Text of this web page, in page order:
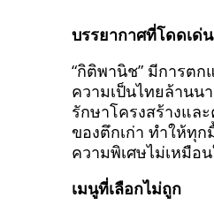
บรรยากาศที่โดดเด่
“กิติพานิช” มีการต
ความเป็นไทยล้านน
รักษาโครงสร้างแล
ของตึกเก่า ทำให้ทุ
ความพิเศษไม่เหมือ
เมนูที่เลือกไม่ถูก